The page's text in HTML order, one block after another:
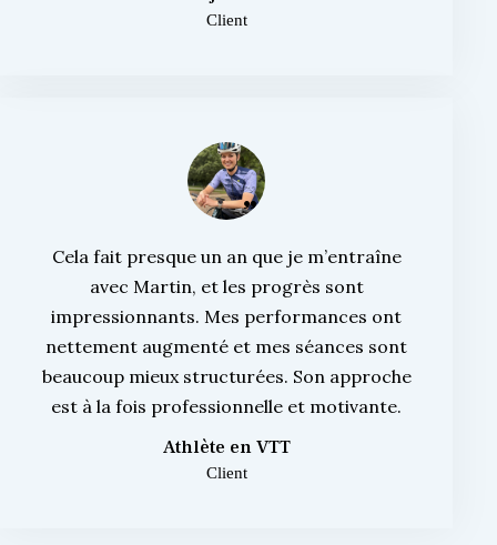
Client
Cela fait presque un an que je m’entraîne
avec Martin, et les progrès sont
impressionnants. Mes performances ont
nettement augmenté et mes séances sont
beaucoup mieux structurées. Son approche
est à la fois professionnelle et motivante.
Athlète en VTT
Client